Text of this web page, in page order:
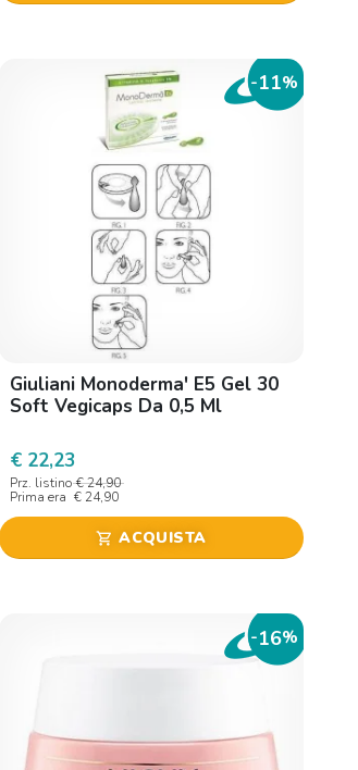
-11%
Giuliani Monoderma' E5 Gel 30
Soft Vegicaps Da 0,5 Ml
€ 22,23
Prz. listino € 24,90
Prima era € 24,90
shopping_cart ACQUISTA
-16%